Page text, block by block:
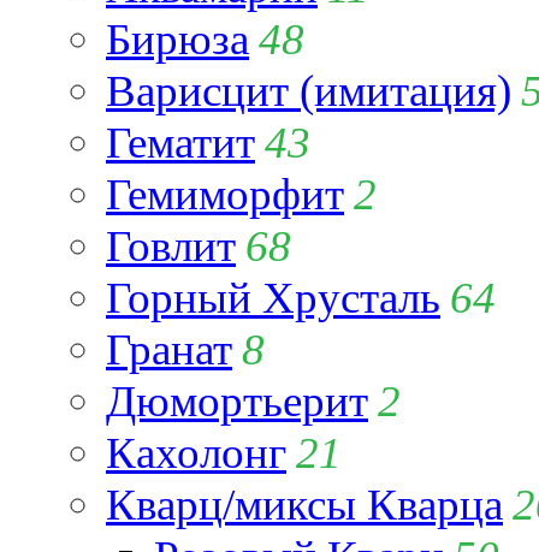
Бирюза 48
Варисцит (имитация)
Гематит43
Гемиморфит2
Говлит 68
Горный Хрусталь 64
Гранат8
Дюмортьерит2
Кахолонг21
Кварц/миксы Кварца